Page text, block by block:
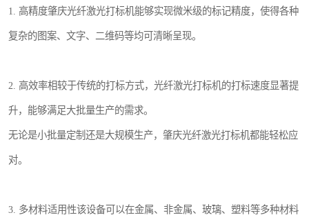
1. 高精度肇庆光纤激光打标机能够实现微米级的标记精度，使得各种
复杂的图案、文字、二维码等均可清晰呈现。
2. 高效率相较于传统的打标方式，光纤激光打标机的打标速度显著提
升，能够满足大批量生产的需求。
无论是小批量定制还是大规模生产，肇庆光纤激光打标机都能轻松应
对。
3. 多材料适用性该设备可以在金属、非金属、玻璃、塑料等多种材料